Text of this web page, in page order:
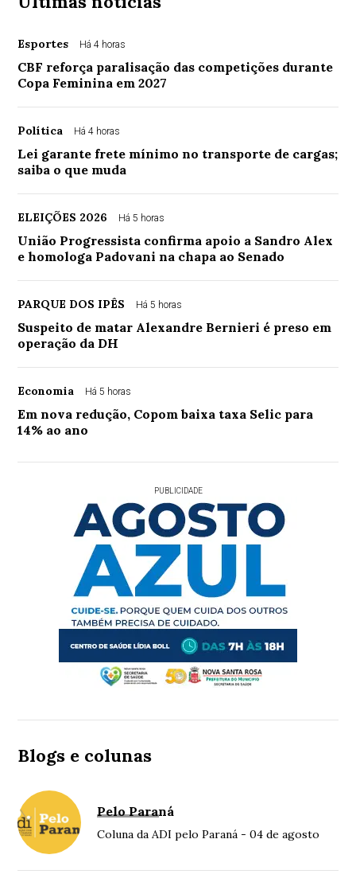
Esportes Há 4 horas
CBF reforça paralisação das competições durante
Copa Feminina em 2027
Política Há 4 horas
Lei garante frete mínimo no transporte de cargas;
saiba o que muda
ELEIÇÕES 2026 Há 5 horas
União Progressista confirma apoio a Sandro Alex
e homologa Padovani na chapa ao Senado
PARQUE DOS IPÊS Há 5 horas
Suspeito de matar Alexandre Bernieri é preso em
operação da DH
Economia Há 5 horas
Em nova redução, Copom baixa taxa Selic para
14% ao ano
PUBLICIDADE
Blogs e colunas
Pelo Paraná
Coluna da ADI pelo Paraná - 04 de agosto